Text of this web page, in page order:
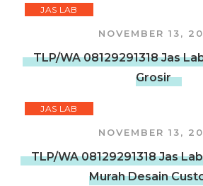
JAS LAB
NOVEMBER 13,
TLP/WA 08129291318 Jas
Grosir
JAS LAB
NOVEMBER 13,
TLP/WA 08129291318 Jas
Murah Desain